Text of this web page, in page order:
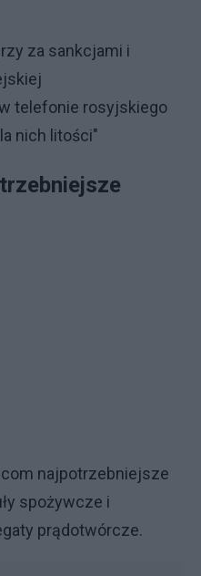
za sankcjami i
telefonie rosyjskiego
nich litości"
najpotrzebniejsze
spożywcze i
prądotwórcze.